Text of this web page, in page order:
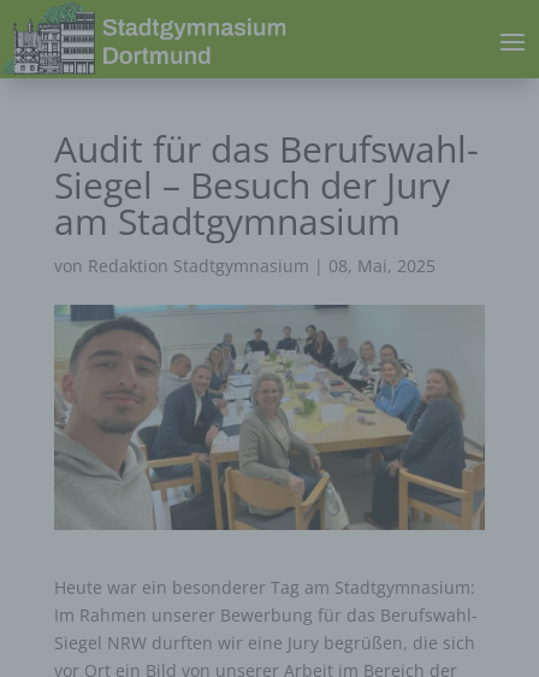
Audit für das Berufswahl-
Siegel – Besuch der Jury
am Stadtgymnasium
von Redaktion Stadtgymnasium | 08, Mai, 2025
Heute war ein besonderer Tag am Stadtgymnasium:
Im Rahmen unserer Bewerbung für das Berufswahl-
Siegel NRW durften wir eine Jury begrüßen, die sich
vor Ort ein Bild von unserer Arbeit im Bereich der